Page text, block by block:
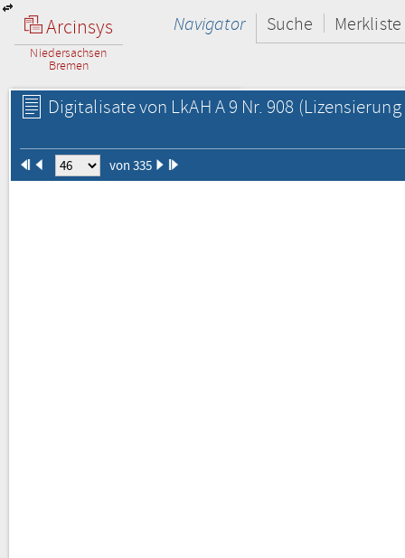
Arcinsys
Niedersachsen
Bremen
Navigator Suche Merkliste
Digitalisate von LkAH A 9 Nr. 908
von 335